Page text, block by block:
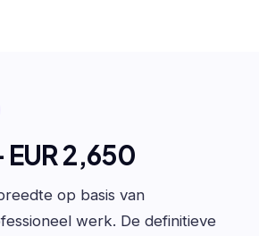
EUR 2,650
op basis van
werk. De definitieve